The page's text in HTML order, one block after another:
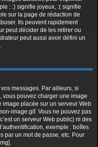
: :) signifie joyeux, :( signifie
sur la page de rédaction de
Ils peuvent rapidement
peut décider de les retirer ou
peut aussi avoir défini un
messages. Par ailleurs, si
vous pouvez charger une image
image placée sur un serveur Web
image.gif. Vous ne pouvez pas
un serveur Web public) ni des
exemple : boîtes
par un mot de passe, etc. Pour